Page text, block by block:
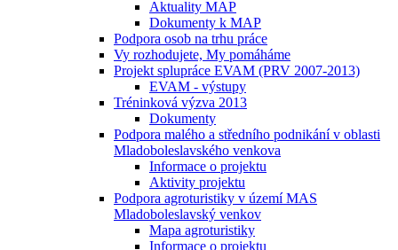
Aktuality MAP
Dokumenty k MAP
Podpora osob na trhu práce
Vy rozhodujete, My pomáháme
Projekt splupráce EVAM (PRV 2007-2013)
EVAM - výstupy
Tréninková výzva 2013
Dokumenty
Podpora malého a středního podnikání v oblasti
Mladoboleslavského venkova
Informace o projektu
Aktivity projektu
Podpora agroturistiky v území MAS
Mladoboleslavský venkov
Mapa agroturistiky
Informace o projektu